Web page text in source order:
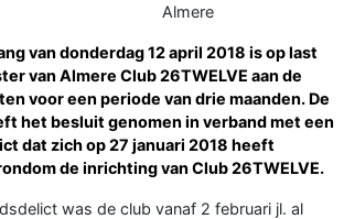
Almere
van donderdag 12 april 2018 is op last
van Almere Club 26TWELVE aan de
voor een periode van drie maanden. De
het besluit genomen in verband met een
dat zich op 27 januari 2018 heeft
de inrichting van Club 26TWELVE.
was de club vanaf 2 februari jl. al